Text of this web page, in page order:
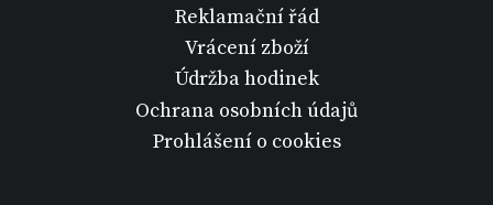
Reklamační řád
Vrácení zboží
Údržba hodinek
Ochrana osobních údajů
Prohlášení o cookies